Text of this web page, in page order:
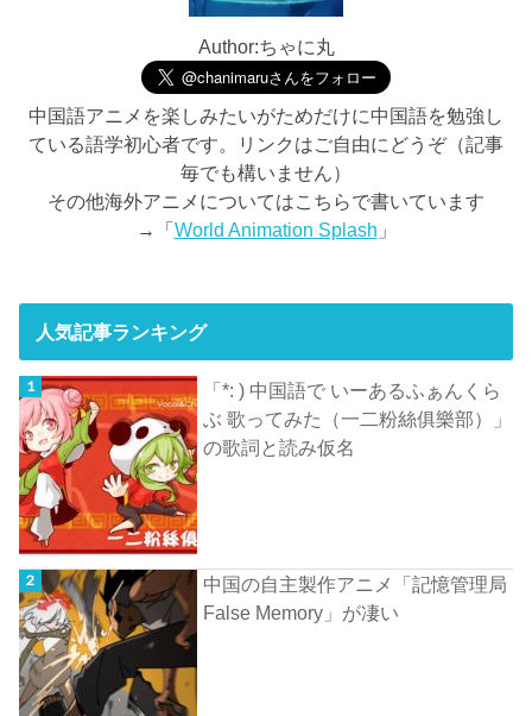
Author:ちゃに丸
中国語アニメを楽しみたいがためだけに中国語を勉強し
ている語学初心者です。リンクはご自由にどうぞ（記事
毎でも構いません）
その他海外アニメについてはこちらで書いています
→「World Animation Splash 」
人気記事ランキング
「*: ) 中国語で いーあるふぁんくら
ぶ 歌ってみた（一二粉絲俱樂部）」
の歌詞と読み仮名
中国の自主製作アニメ「記憶管理局
False Memory」が凄い